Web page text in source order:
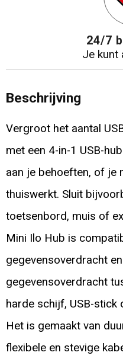
24/7
Je kunt
Beschrijving
Vergroot het aantal
met een 4-in-1 USB-
aan je behoeften, of je
thuiswerkt. Sluit
toetsenbord, muis of
Mini Ilo Hub is
gegevensoverdracht
gegevensoverdracht
harde schijf, USB-
Het is gemaakt van
flexibele en stevige